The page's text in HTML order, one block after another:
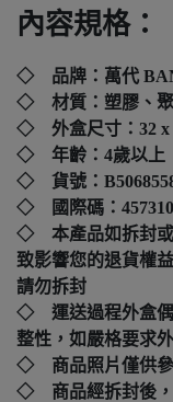
內容規格：
◇ 品牌：萬代
◇ 材質：塑膠、聚
◇ 外盒尺寸： 32 x
◇ 年齡：4歲以上
◇ 貨號：B
◇ 國際碼：
◇ 本產品如拆封或
致影響您的退貨權
請勿拆封
◇ 運送過程外盒偶
整性，如嚴格要求
◇ 商品照片僅供參
◇ 商品經拆封後，